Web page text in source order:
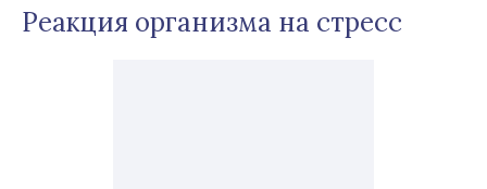
Реакция организма на стресс